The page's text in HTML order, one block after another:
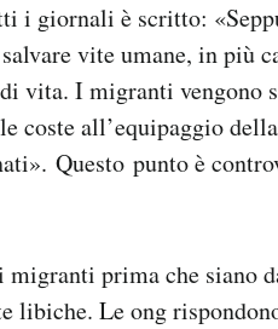
i giornali è scritto:
vite umane, in più
vita. I migranti vengono
coste all’equipaggio
Questo punto è
prima che siano
libiche. Le ong